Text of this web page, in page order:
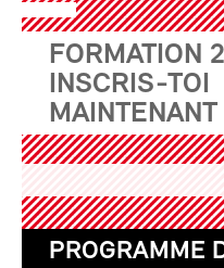
FORMATION
INSCRIS-TOI
MAINTENANT
PROGRAMME